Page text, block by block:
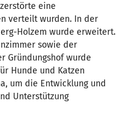
eine
verteilt wurden. In der
Holzem wurde erweitert.
sowie der
Gründungshof wurde
Hunde und Katzen
um die Entwicklung und
Unterstützung